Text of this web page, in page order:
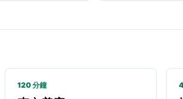
120 分鐘